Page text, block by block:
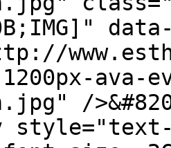
1200px-
/